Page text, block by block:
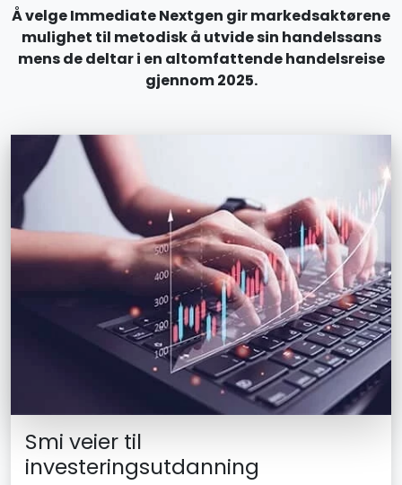
Å velge Immediate Nextgen gir markedsaktørene
mulighet til metodisk å utvide sin handelssans
mens de deltar i en altomfattende handelsreise
gjennom 2025.
Smi veier til
investeringsutdanning